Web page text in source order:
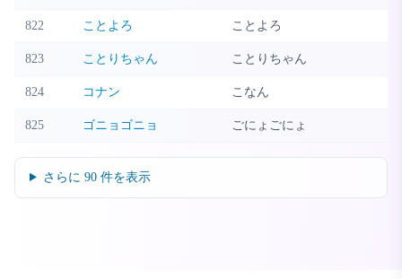
822 ことよろ ことよろ
823 ことりちゃん ことりちゃん
824 コナン こなん
825 ゴニョゴニョ ごにょごにょ
さらに 90件を表示